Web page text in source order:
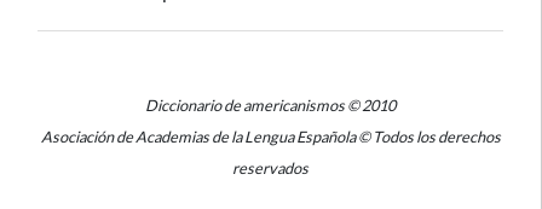
Diccionario de americanismos © 2010
Asociación de Academias de la Lengua Española © Todos los derechos
reservados